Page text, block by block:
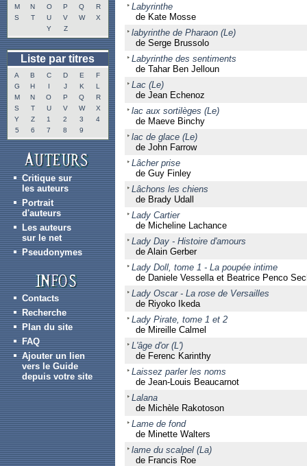
M
N O P Q
R
S
T U V W
X
Y
Z
Liste par titres
A B C D E
F
G
H I J K
L
M
N O P Q
R
S
T U V W
X
Y
Z 1 2 3
4
5
6 7 8 9
Critique sur
les auteurs
Portrait
d'auteurs
Les auteurs
sur le net
Pseudonymes
Contacts
Recherche
Plan du site
FAQ
Ajouter un lien
vers le Guide
depuis votre site
Labyrinthe
de Kate Mosse
labyrinthe de Pharaon (Le)
de Serge Brussolo
Labyrinthe des sentiments
de Tahar Ben Jelloun
Lac (Le)
de Jean Echenoz
lac aux sortilèges (Le)
de Maeve Binchy
lac de glace (Le)
de John Farrow
Lâcher prise
de Guy Finley
Lâchons les chiens
de Brady Udall
Lady Cartier
de Micheline Lachance
Lady Day - Histoire d'amours
de Alain Gerber
Lady Doll, tome 1 - La poupée intime
de Daniele Vessella et Beatrice Penco
Lady Oscar - La rose de Versailles
de Riyoko Ikeda
Lady Pirate, tome 1 et 2
de Mireille Calmel
L'âge d'or (L')
de Ferenc Karinthy
Laissez parler les noms
de Jean-Louis Beaucarnot
Lalana
de Michèle Rakotoson
Lame de fond
de Minette Walters
lame du scalpel (La)
de Francis Roe